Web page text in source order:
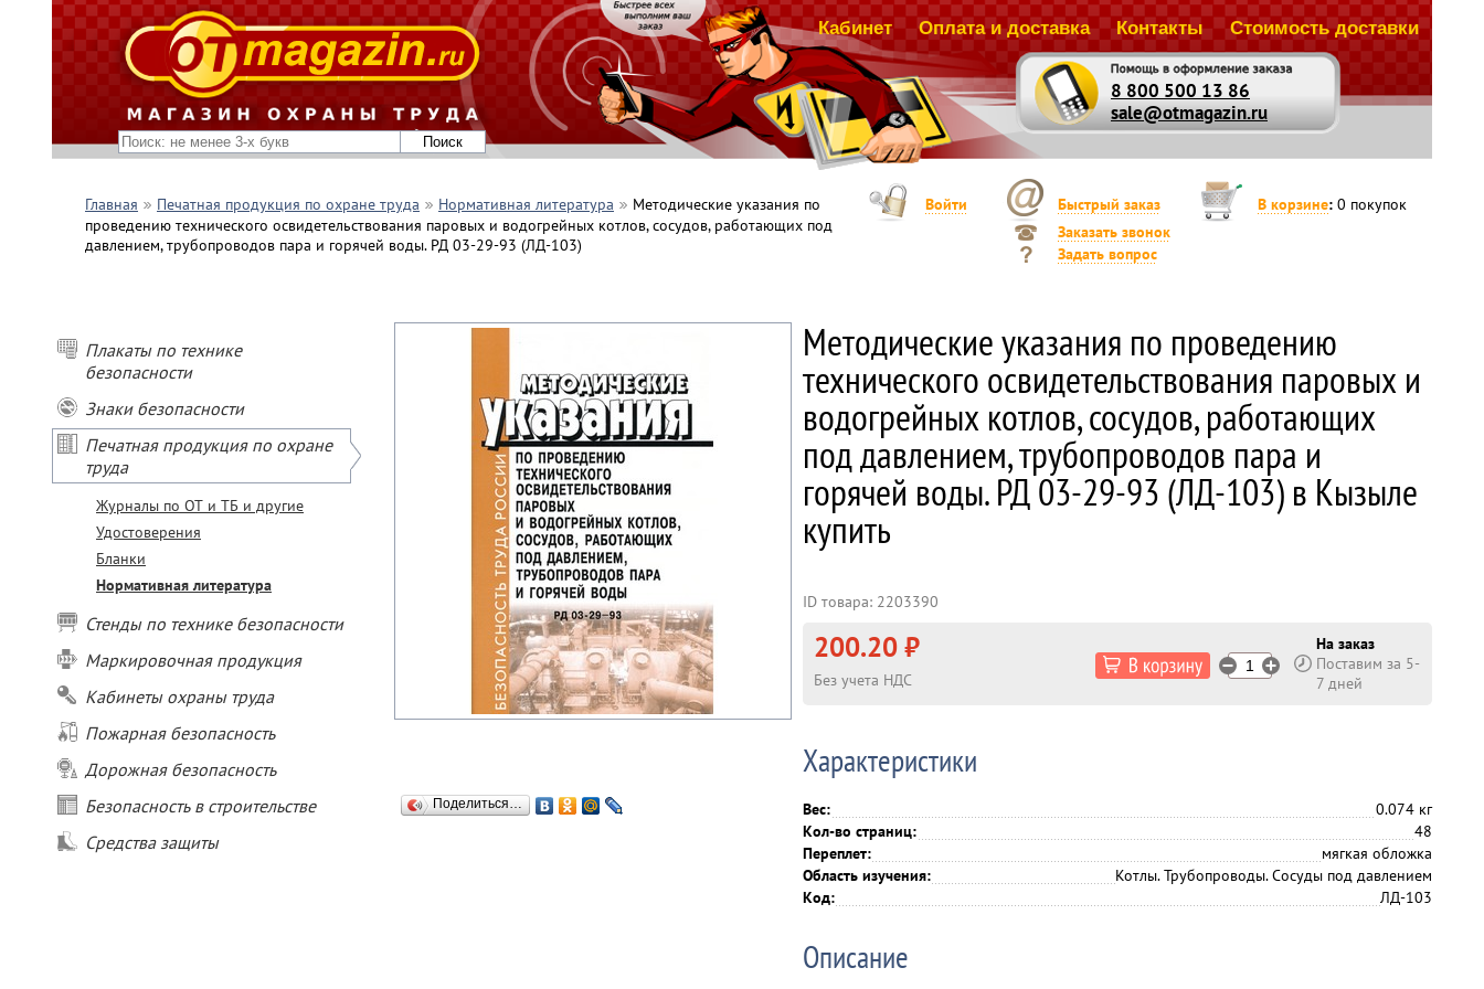
8 800 500 13 86
sale@otmagazin.ru
Кабинет Оплата и доставка Контакты Стоимость доставки
Главная Печатная продукция по охране труда Нормативная литература
Методические указания по
проведению технического освидетельствования паровых и водогрейных котлов, сосудов, работающих под
давлением, трубопроводов пара и горячей воды. РД 03-29-93 (ЛД-103)
Войти Быстрый заказ В корзине: 0 покупок
Заказать звонок
Задать вопрос
Плакаты по технике
безопасности
Знаки безопасности
Печатная продукция по охране
труда
Журналы по ОТ и ТБ и другие
Удостоверения
Бланки
Нормативная литература
Стенды по технике безопасности
Маркировочная продукция
Кабинеты охраны труда
Пожарная безопасность
Дорожная безопасность
Безопасность в строительстве
Средства защиты
Поделиться…
Методические указания по проведению
технического освидетельствования паровых и
водогрейных котлов, сосудов, работающих
под давлением, трубопроводов пара и
горячей воды. РД 03-29-93 (ЛД-103) в Кызыле
купить
ID товара: 2203390
200.20 ₽
Без учета НДС
На заказ
Поставим за 5-
7 дней
Характеристики
Вес:
0.074 кг
Кол-во страниц:
48
Переплет:
мягкая обложка
Область изучения:
Котлы. Трубопроводы. Сосуды под давлением
Код:
ЛД-103
Описание